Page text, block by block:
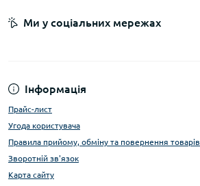
Інформація
Прайс-лист
Угода користувача
Правила прийому, обміну та повернення товарів
Зворотній зв'язок
Карта сайту
Ми у соціальних мережах